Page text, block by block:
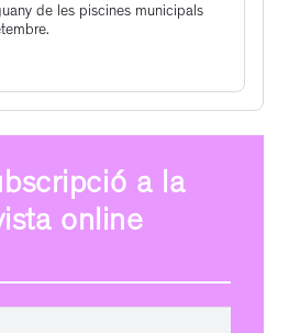
de les piscines municipals
a la
online